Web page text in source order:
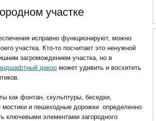
участке
исправно функционируют, можно
участка. Кто-то посчитает это ненужной
загромождением участка, но в
декор может удивить и восхитить
как фонтан, скульптуры, беседки,
мостики и пешеходные дорожки определенно
ключевыми элементами загородного